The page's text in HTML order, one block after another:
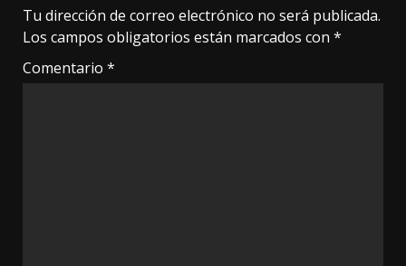
Tu dirección de correo electrónico no será publicada.
Los campos obligatorios están marcados con *
Comentario *